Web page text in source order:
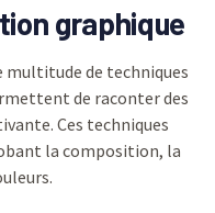
graphique
multitude de techniques
de raconter des
Ces techniques
la composition, la